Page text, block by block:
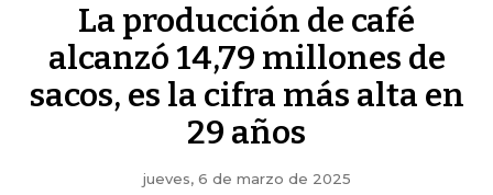
La producción de café
alcanzó 14,79 millones de
sacos, es la cifra más alta en
29 años
jueves, 6 de marzo de 2025